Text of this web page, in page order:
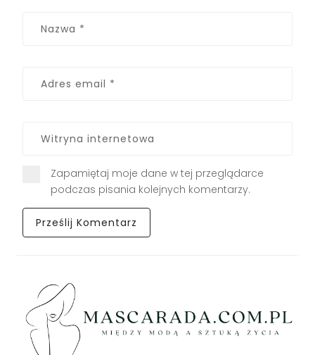
Zapamiętaj moje dane w tej przeglądarce
podczas pisania kolejnych komentarzy.